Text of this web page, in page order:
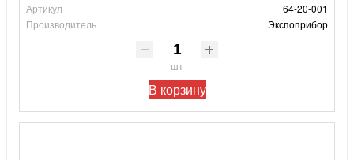
Артикул
64-20-001
Производитель
Экспоприбор
шт
В корзину